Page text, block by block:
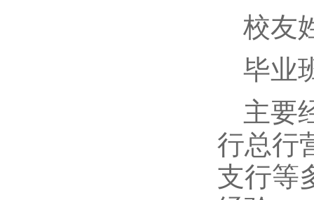
校友
毕业
主要
行总行
支行等